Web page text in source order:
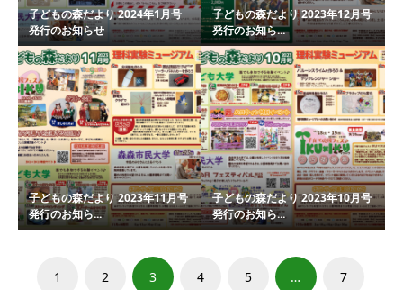
子どもの森だより 2024年1月号
発行のお知らせ
子どもの森だより 2023年12月号
発行のお知ら...
子どもの森だより 2023年11月号
発行のお知ら...
子どもの森だより 2023年10月号
発行のお知ら...
1 2 3 4 5 … 7